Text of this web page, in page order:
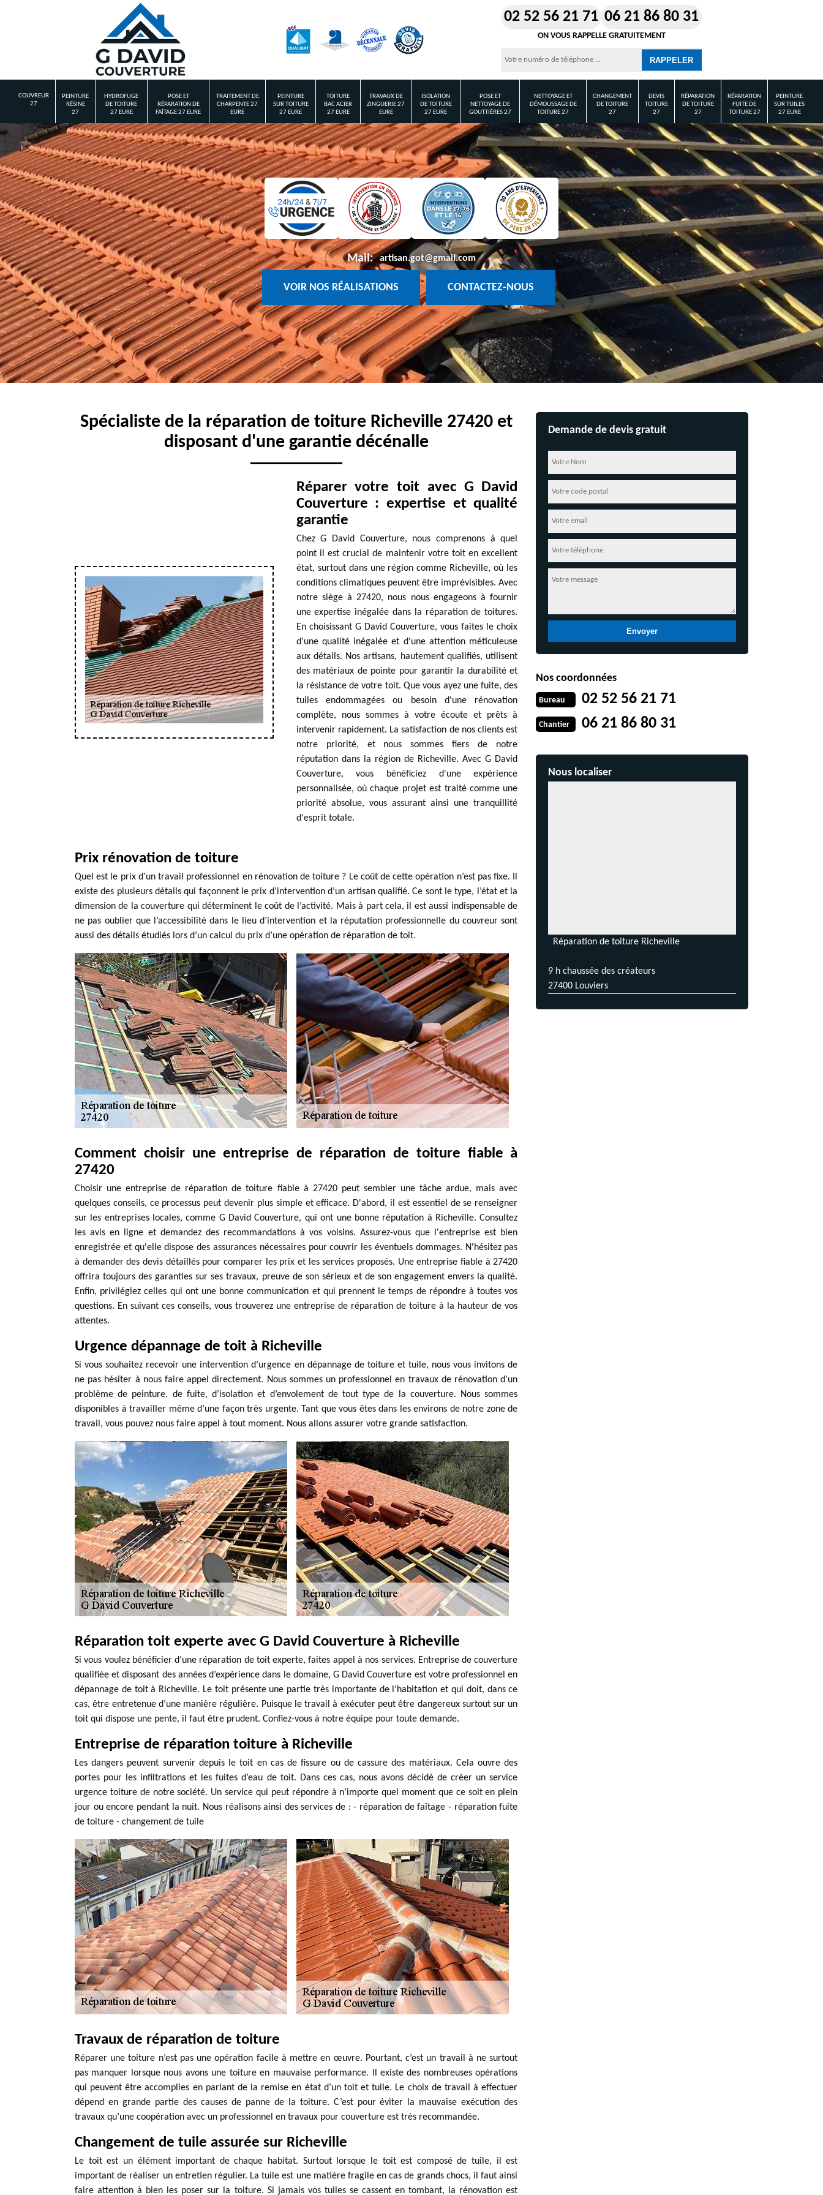
02 52 56 21 71 06 21 86 80 31
ON VOUS RAPPELLE GRATUITEMENT
COUVREUR
27
PEINTURE
RÉSINE
27
HYDROFUGE
DE TOITURE
27 EURE
POSE ET
RÉPARATION DE
FAÎTAGE 27 EURE
TRAITEMENT DE
CHARPENTE 27
EURE
PEINTURE
SUR TOITURE
27 EURE
TOITURE
BAC ACIER
27 EURE
TRAVAUX DE
ZINGUERIE 27
EURE
ISOLATION
DE TOITURE
27 EURE
POSE ET
NETTOYAGE DE
GOUTTIÈRES 27
NETTOYAGE ET
DÉMOUSSAGE DE
TOITURE 27
CHANGEMENT
DE TOITURE
27
DEVIS
TOITURE
27
RÉPARATION
DE TOITURE
27
RÉPARATION
FUITE DE
TOITURE 27
PEINTURE
SUR TUILES
27 EURE
Mail: artisan.got@gmail.com
VOIR NOS RÉALISATIONS CONTACTEZ-NOUS
Spécialiste de la réparation de toiture Richeville 27420 et
disposant d'une garantie décénalle
Réparer votre toit avec G David
Couverture : expertise et qualité
garantie
Chez G David Couverture, nous comprenons à quel
point il est crucial de maintenir votre toit en excellent
état, surtout dans une région comme Richeville, où les
conditions climatiques peuvent être imprévisibles. Avec
notre siège à 27420, nous nous engageons à fournir
une expertise inégalée dans la réparation de toitures.
En choisissant G David Couverture, vous faites le choix
d'une qualité inégalée et d'une attention méticuleuse
aux détails. Nos artisans, hautement qualifiés, utilisent
des matériaux de pointe pour garantir la durabilité et
la résistance de votre toit. Que vous ayez une fuite, des
tuiles endommagées ou besoin d'une rénovation
complète, nous sommes à votre écoute et prêts à
intervenir rapidement. La satisfaction de nos clients est
notre priorité, et nous sommes fiers de notre
réputation dans la région de Richeville. Avec G David
Couverture, vous bénéficiez d'une expérience
personnalisée, où chaque projet est traité comme une
priorité absolue, vous assurant ainsi une tranquillité
d'esprit totale.
Prix rénovation de toiture
Quel est le prix d’un travail professionnel en rénovation de toiture ? Le coût de cette opération n’est pas fixe. Il
existe des plusieurs détails qui façonnent le prix d’intervention d’un artisan qualifié. Ce sont le type, l’état et la
dimension de la couverture qui déterminent le coût de l’activité. Mais à part cela, il est aussi indispensable de
ne pas oublier que l’accessibilité dans le lieu d’intervention et la réputation professionnelle du couvreur sont
aussi des détails étudiés lors d’un calcul du prix d’une opération de réparation de toit.
Comment choisir une entreprise de réparation de toiture fiable à
27420
Choisir une entreprise de réparation de toiture fiable à 27420 peut sembler une tâche ardue, mais avec
quelques conseils, ce processus peut devenir plus simple et efficace. D'abord, il est essentiel de se renseigner
sur les entreprises locales, comme G David Couverture, qui ont une bonne réputation à Richeville. Consultez
les avis en ligne et demandez des recommandations à vos voisins. Assurez-vous que l'entreprise est bien
enregistrée et qu'elle dispose des assurances nécessaires pour couvrir les éventuels dommages. N'hésitez pas
à demander des devis détaillés pour comparer les prix et les services proposés. Une entreprise fiable à 27420
offrira toujours des garanties sur ses travaux, preuve de son sérieux et de son engagement envers la qualité.
Enfin, privilégiez celles qui ont une bonne communication et qui prennent le temps de répondre à toutes vos
questions. En suivant ces conseils, vous trouverez une entreprise de réparation de toiture à la hauteur de vos
attentes.
Urgence dépannage de toit à Richeville
Si vous souhaitez recevoir une intervention d’urgence en dépannage de toiture et tuile, nous vous invitons de
ne pas hésiter à nous faire appel directement. Nous sommes un professionnel en travaux de rénovation d’un
problème de peinture, de fuite, d’isolation et d’envolement de tout type de la couverture. Nous sommes
disponibles à travailler même d’une façon très urgente. Tant que vous êtes dans les environs de notre zone de
travail, vous pouvez nous faire appel à tout moment. Nous allons assurer votre grande satisfaction.
Réparation toit experte avec G David Couverture à Richeville
Si vous voulez bénéficier d’une réparation de toit experte, faites appel à nos services. Entreprise de couverture
qualifiée et disposant des années d’expérience dans le domaine, G David Couverture est votre professionnel en
dépannage de toit à Richeville. Le toit présente une partie très importante de l’habitation et qui doit, dans ce
cas, être entretenue d’une manière régulière. Puisque le travail à exécuter peut être dangereux surtout sur un
toit qui dispose une pente, il faut être prudent. Confiez-vous à notre équipe pour toute demande.
Entreprise de réparation toiture à Richeville
Les dangers peuvent survenir depuis le toit en cas de fissure ou de cassure des matériaux. Cela ouvre des
portes pour les infiltrations et les fuites d’eau de toit. Dans ces cas, nous avons décidé de créer un service
urgence toiture de notre société. Un service qui peut répondre à n’importe quel moment que ce soit en plein
jour ou encore pendant la nuit. Nous réalisons ainsi des services de : - réparation de faîtage - réparation fuite
de toiture - changement de tuile
Travaux de réparation de toiture
Réparer une toiture n’est pas une opération facile à mettre en œuvre. Pourtant, c’est un travail à ne surtout
pas manquer lorsque nous avons une toiture en mauvaise performance. Il existe des nombreuses opérations
qui peuvent être accomplies en parlant de la remise en état d’un toit et tuile. Le choix de travail à effectuer
dépend en grande partie des causes de panne de la toiture. C’est pour éviter la mauvaise exécution des
travaux qu’une coopération avec un professionnel en travaux pour couverture est très recommandée.
Changement de tuile assurée sur Richeville
Le toit est un élément important de chaque habitat. Surtout lorsque le toit est composé de tuile, il est
important de réaliser un entretien régulier. La tuile est une matière fragile en cas de grands chocs, il faut ainsi
faire attention à bien les poser sur la toiture. Si jamais vos tuiles se cassent en tombant, la rénovation est
Demande de devis gratuit
Nos coordonnées
Bureau 02 52 56 21 71
Chantier 06 21 86 80 31
Nous localiser
Réparation de toiture Richeville
9 h chaussée des créateurs
27400 Louviers